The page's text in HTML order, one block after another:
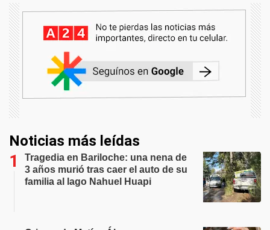
Noticias más leídas
Tragedia en Bariloche: una nena de
3 años murió tras caer el auto de su
familia al lago Nahuel Huapi